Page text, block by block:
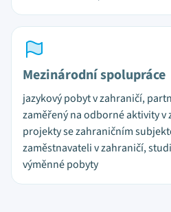
Mezinárodní spolupráce
jazykový pobyt v zahraničí,
zaměřený na odborné aktivity v
projekty se zahraničním
zaměstnavateli v zahraničí,
výměnné pobyty